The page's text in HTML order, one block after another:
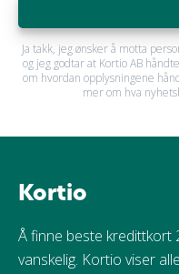
Ja takk, jeg ønsker å motta
og jeg godtar at Kortio AB
om hvordan opplysningene
mer om hva
Kortio
Å finne beste kredittkort
vanskelig. Kortio viser